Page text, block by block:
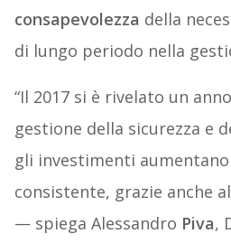
consapevolezza della
di lungo periodo nella
“Il 2017 si è rivelato un
gestione della sicurezza e
gli investimenti
consistente, grazie anche
— spiega Alessandro Piva,